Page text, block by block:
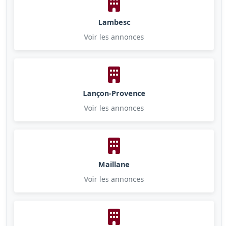
Lambesc
Voir les annonces
Lançon-Provence
Voir les annonces
Maillane
Voir les annonces